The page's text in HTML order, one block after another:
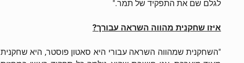
לגלם שם את התפקיד של תמר."
איזו שחקנית מהווה השראה עבורך?
"השחקנית שמהווה השראה עבורי היא סאטון פוסטר, היא שחקנית